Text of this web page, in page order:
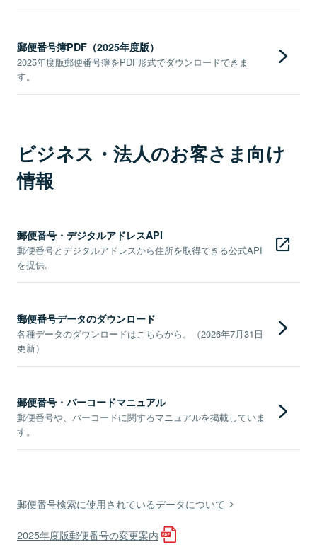
郵便番号簿PDF（2025年度版）
2025年度版郵便番号簿をPDF形式でダウンロードできま
す。
ビジネス・法人のお客さま向け
情報
郵便番号・デジタルアドレスAPI
郵便番号とデジタルアドレスから住所を取得できる公式API
を提供。
郵便番号データのダウンロード
各種データのダウンロードはこちらから。（2026年7月31日
更新）
郵便番号・バーコードマニュアル
郵便番号や、バーコードに関するマニュアルを掲載していま
す。
郵便番号検索に使用されているデータについて
2025年度版郵便番号の変更案内